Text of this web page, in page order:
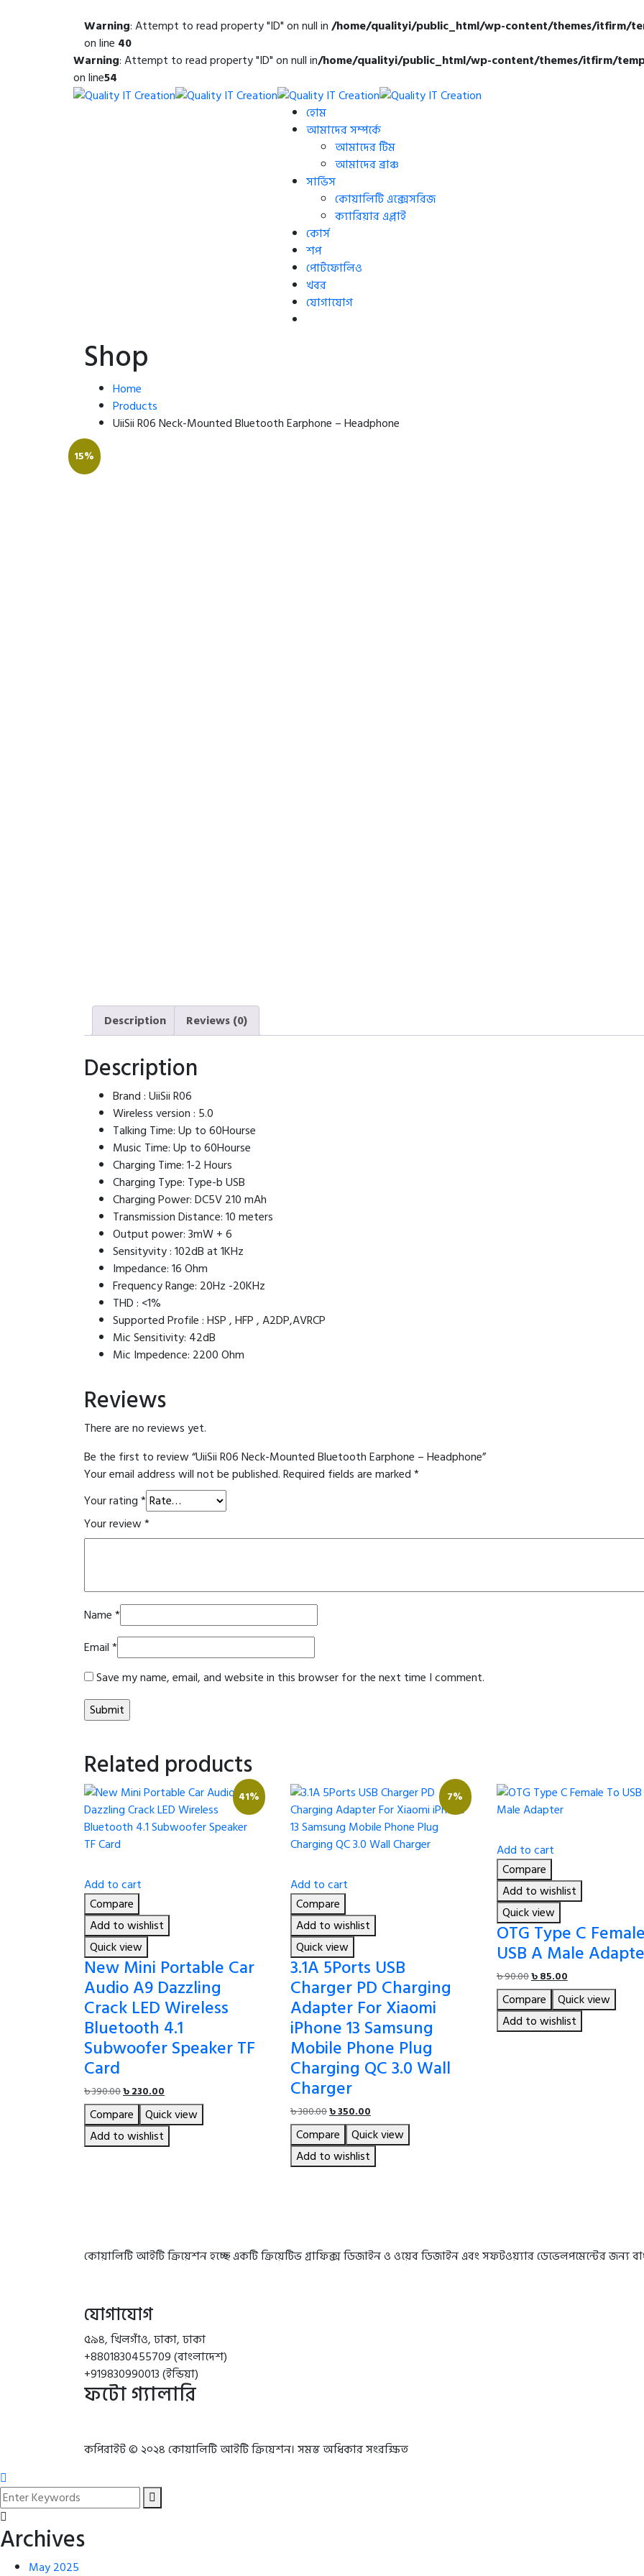
Warning: Attempt to read property "ID" on null in/home/qualityi/public_html/wp-content/themes/itfirm/
on line 40
Warning: Attempt to read property "ID" on null in/home/qualityi/public_html/wp-content/themes/itfirm/
on line54
হোম
আমাদের সম্পর্কে
আমাদের টিম
আমাদের ব্রাঞ্চ
সার্ভিস
কোয়ালিটি এক্সেসরিজ
ক্যারিয়ার এপ্লাই
কোর্স
শপ
পোর্টফোলিও
খবর
যোগাযোগ
Shop
Home
Products
UiiSii R06 Neck-Mounted Bluetooth Earphone – Headphone
15%
Description Reviews (0)
Description
Brand : UiiSii R06
Wireless version : 5.0
Talking Time: Up to 60Hourse
Music Time: Up to 60Hourse
Charging Time: 1-2 Hours
Charging Type: Type-b USB
Charging Power: DC5V 210 mAh
Transmission Distance: 10 meters
Output power: 3mW + 6
Sensityvity : 102dB at 1KHz
Impedance: 16 Ohm
Frequency Range: 20Hz -20KHz
THD : <1%
Supported Profile : HSP , HFP , A2DP,AVRCP
Mic Sensitivity: 42dB
Mic Impedence: 2200 Ohm
Reviews
There are no reviews yet.
Be the first to review “UiiSii R06 Neck-Mounted Bluetooth Earphone – Headphone”
Your email address will not be published.Required fields are marked*
Your rating*
Your review*
Name*
Email*
Save my name, email, and website in this browser for the next time I comment.
Related products
41%
Add to cart
Compare
Add to wishlist
Quick view
New Mini Portable Car
Audio A9 Dazzling
Crack LED Wireless
Bluetooth 4.1
Subwoofer Speaker TF
Card
৳390.00Original
price
was:
৳ 390.00.
৳230.00
price
is:
Compare
Quick view
Add to wishlist
7%
Add to cart
Compare
Add to wishlist
Quick view
3.1A 5Ports USB
Charger PD Charging
Adapter For Xiaomi
iPhone 13 Samsung
Mobile Phone Plug
Charging QC 3.0 Wall
Charger
৳380.00Original
price
was:
৳ 380.00.
৳350.00Current
price
is:
Compare
Quick view
Add to wishlist
Add to cart
Compare
Add to wishlist
Quick view
OTG Type C
USB A Male
৳90.00Original
price
was:
৳ 90.00.
৳85.00Current
price
is:
৳ 85.00.
Compare
Quick view
Add to wishlist
কোয়ালিটি আইটি ক্রিয়েশন হচ্ছে একটি ক্রিয়েটিভ গ্রাফিক্স ডিজাইন ও ওয়েব ডিজাইন এবং সফটওয়্যার ডেভেলপমেন্টের জন্য
যোগাযোগ
৫৯৪, খিলগাঁও, ঢাকা, ঢাকা
+8801830455709 (বাংলাদেশ)
+919830990013 (ইন্ডিয়া)
ফটো গ্যালারি
কপিরাইট © ২০২৪ কোয়ালিটি আইটি ক্রিয়েশন। সমস্ত অধিকার সংরক্ষিত
Archives
May 2025